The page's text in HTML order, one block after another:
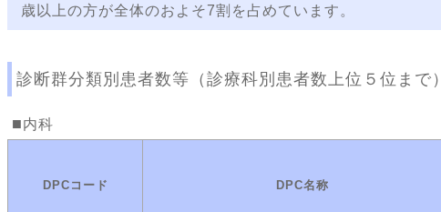
歳以上の方が全体のおよそ7割を占めています。
診断群分類別患者数等（診療科別患者数上位５位まで）
内科
DPCコード DPC名称